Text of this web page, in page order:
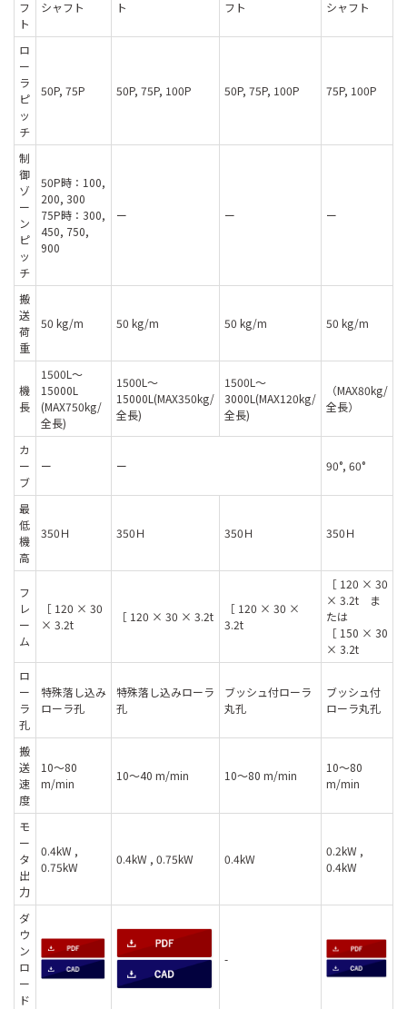
フ
ト
シャフト ト フト シャフト
ロ
ー
ラ
ピ
ッ
チ
50P, 75P 50P, 75P, 100P 50P, 75P, 100P 75P, 100P
制
御
ゾ
ー
ン
ピ
ッ
チ
50P時：100,
200, 300
75P時：300,
450, 750,
900
ー ー ー
搬
送
荷
重
50 kg/m 50 kg/m 50 kg/m 50 kg/m
機
長
1500L〜
15000L
(MAX750kg/
全長)
1500L〜
15000L(MAX350kg/
全長)
1500L〜
3000L(MAX120kg/
全長)
（MAX80kg/
全長）
カ
ー
ブ
ー ー 90°, 60°
最
低
機
高
350Ｈ 350Ｈ 350Ｈ 350Ｈ
フ
レ
ー
ム
［ 120 × 30
× 3.2t
［ 120 × 30 × 3.2t
［ 120 × 30 ×
3.2t
［ 120 × 30
× 3.2t ま
たは
［ 150 × 30
× 3.2t
ロ
ー
ラ
孔
特殊落し込み
ローラ孔
特殊落し込みローラ
孔
ブッシュ付ローラ
丸孔
ブッシュ付
ローラ丸孔
搬
送
速
度
10〜80
m/min
10〜40 m/min 10〜80 m/min
10〜80
m/min
モ
ー
タ
出
力
0.4kW ,
0.75kW
0.4kW , 0.75kW 0.4kW
0.2kW ,
0.4kW
ダ
ウ
ン
ロ
ー
ド
-